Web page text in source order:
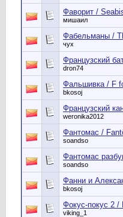
Фаворит /
мишаил
Фабельманы /
чух
Французский
dron74
Фальшивка / F
bkosoj
Французский
weronika2012
Фантомас /
soandso
Фантомас
soandso
Фанни и
bkosoj
Фокус-покус 2 /
viking_1